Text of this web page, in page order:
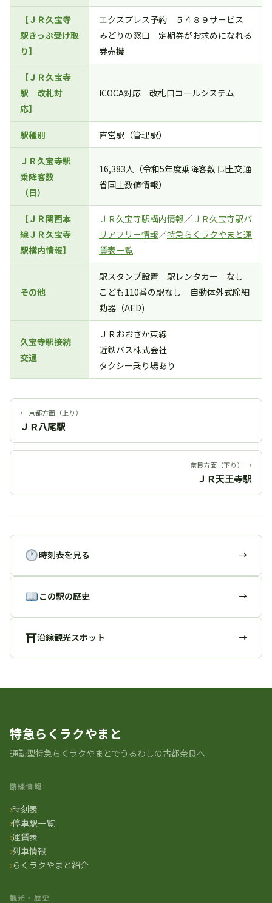
【ＪＲ久宝寺
駅きっぷ受け取
り】
エクスプレス予約 ５４８９サービス
みどりの窓口 定期券がお求めになれる
券売機
【ＪＲ久宝寺
駅 改札対
応】
ICOCA対応 改札口コールシステム
駅種別 直営駅（管理駅）
ＪＲ久宝寺駅
乗降客数
（日）
16,383人（令和5年度乗降客数 国土交通
省国土数値情報）
【ＪＲ関西本
線ＪＲ久宝寺
駅構内情報】
ＪＲ久宝寺駅構内情報／ ＪＲ久宝寺駅バ
リアフリー情報／特急らくラクやまと運
賃表一覧
その他
駅スタンプ設置 駅レンタカー なし
こども110番の駅なし 自動体外式除細
動器（AED)
久宝寺駅接続
交通
ＪＲおおさか東線
近鉄バス株式会社
タクシー乗り場あり
← 京都方面（上り）
ＪＲ八尾駅
奈良方面（下り） →
ＪＲ天王寺駅
時刻表を見る →
この駅の歴史 →
⛩沿線観光スポット →
特急らくラクやまと
通勤型特急らくラクやまとでうるわしの古都奈良へ
路線情報
時刻表
停車駅一覧
運賃表
列車情報
らくラクやまと紹介
観光・歴史